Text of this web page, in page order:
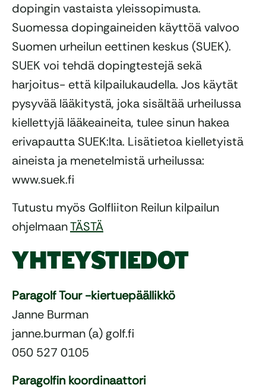
dopingin vastaista yleissopimusta.
Suomessa dopingaineiden käyttöä valvoo
Suomen urheilun eettinen keskus (SUEK).
SUEK voi tehdä dopingtestejä sekä
harjoitus- että kilpailukaudella. Jos käytät
pysyvää lääkitystä, joka sisältää urheilussa
kiellettyjä lääkeaineita, tulee sinun hakea
erivapautta SUEK:lta. Lisätietoa kielletyistä
aineista ja menetelmistä urheilussa:
www.suek.fi
Tutustu myös Golfliiton Reilun kilpailun
ohjelmaanTÄSTÄ
YHTEYSTIEDOT
Paragolf Tour -kiertuepäällikkö
Janne Burman
janne.burman (a) golf.fi
050 527 0105
Paragolfin koordinaattori